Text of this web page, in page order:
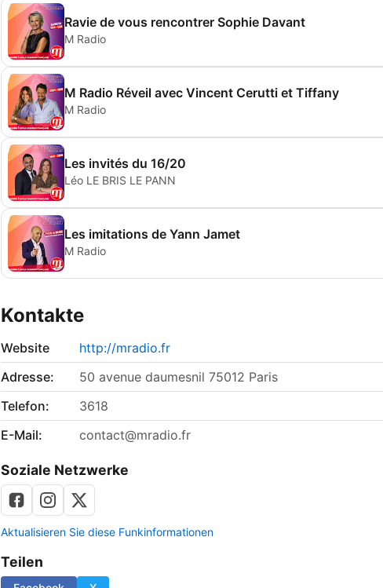
Ravie de vous rencontrer Sophie Davant
M Radio
M Radio Réveil avec Vincent Cerutti et Tiffany
M Radio
Les invités du 16/20
Léo LE BRIS LE PANN
Les imitations de Yann Jamet
M Radio
Kontakte
Website
http://mradio.fr
Adresse:
50 avenue daumesnil 75012 Paris
Telefon:
3618
E-Mail:
contact@mradio.fr
Soziale Netzwerke
Aktualisieren Sie diese Funkinformationen
Teilen